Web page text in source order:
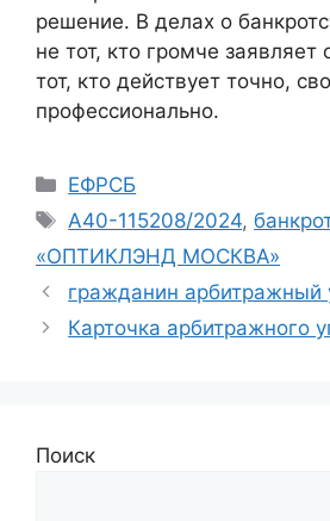
решение. В делах о
не тот, кто громче заявляет
тот, кто действует точно,
профессионально.
Рубрики
ЕФРСБ
Метки
А40-115208/2024,
«ОПТИКЛЭНД МОСКВА»
гражданин
Карточка арбитражного
Поиск